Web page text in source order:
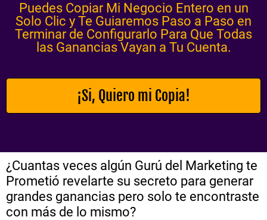
Puedes Copiar Mi Negocio Entero en un
Solo Clic y Te Guiaremos Paso a Paso en
Terminar de Configurarlo Para Que Todas
las Ganancias Vayan a Tu Cuenta.
¡Si, Quiero mi Copia!
¿Cuantas veces algún Gurú del Marketing te
Prometió revelarte su secreto para generar
grandes ganancias pero solo te encontraste
con más de lo mismo?